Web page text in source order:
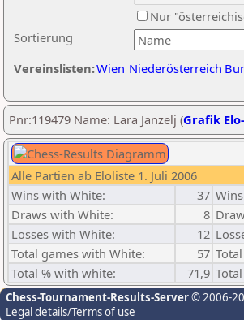
Sortierung
Nur
Vereinslisten:Wien Niederösterreich
Pnr:119479 Name: Lara Janzelj (Grafik
Alle Partien ab Eloliste 1. Juli 2006
Wins with White:
37
Draws with White:
8
Losses with White:
12
Total games with White:
57
Total % with white:
71,9
Chess-Tournament-Results-Server© 2006-
Legal details/Terms of use